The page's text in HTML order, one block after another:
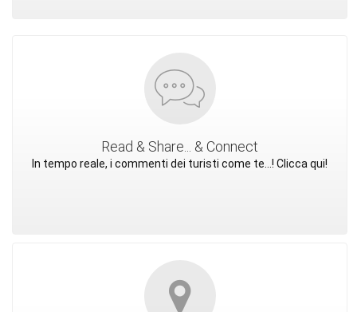
Read & Share... & Connect
In tempo reale, i commenti dei turisti come te...! Clicca qui!